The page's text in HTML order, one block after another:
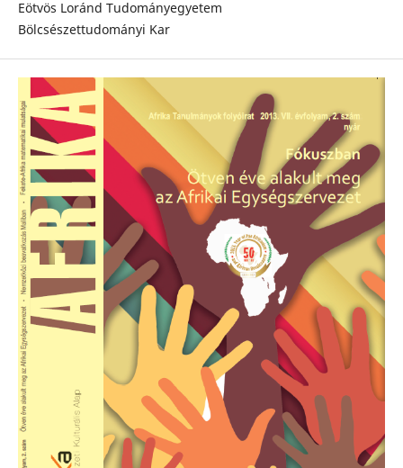
Eötvös Loránd Tudományegyetem
Bölcsészettudományi Kar